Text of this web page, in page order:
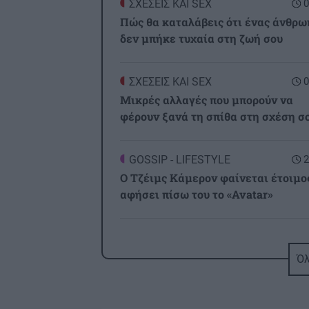
ΣΧΕΣΕΙΣ ΚΑΙ SEX
Πώς θα καταλάβεις ότι ένας
δεν μπήκε τυχαία στη ζωή σου
ΣΧΕΣΕΙΣ ΚΑΙ SEX
Μικρές αλλαγές που μπορούν να
φέρουν ξανά τη σπίθα στη σχέση
GOSSIP - LIFESTYLE
Ο Τζέιμς Κάμερον φαίνεται
αφήσει πίσω του το «Avatar»
Έφτιαξε ηλιακό γιοτ με $20.000 και
διένυσε 3.000 ναυτικά μίλια χωρίς